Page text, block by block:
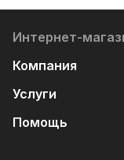
Интернет-
Компания
Услуги
Помощь